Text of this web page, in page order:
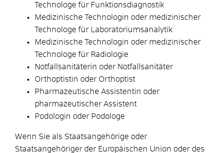
Technologe für Funktionsdiagnostik
Medizinische Technologin oder medizinischer
Technologe für Laboratoriumsanalytik
Medizinische Technologin oder medizinischer
Technologe für Radiologie
Notfallsanitäterin oder Notfallsanitäter
Orthoptistin oder Orthoptist
Pharmazeutische Assistentin oder
pharmazeutischer Assistent
Podologin oder Podologe
Wenn Sie als Staatsangehörige oder
Staatsangehöriger der Europäischen Union oder des